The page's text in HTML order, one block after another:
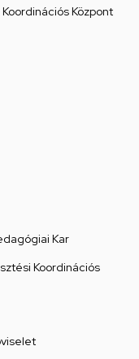
Központ
Kar
Koordinációs